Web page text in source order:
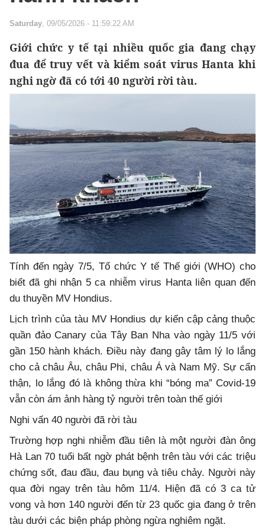
Saturday, 09/05/2026 - 11:59:22 AM
Giới chức y tế tại nhiều quốc gia đang chạy
đua để truy vết và kiểm soát virus Hanta khi
nghi ngờ đã có tới 40 người rời tàu.
Tính đến ngày 7/5, Tổ chức Y tế Thế giới (WHO) cho
biết đã ghi nhận 5 ca nhiễm virus Hanta liên quan đến
du thuyền MV Hondius.
Lịch trình của tàu MV Hondius dự kiến cập cảng thuộc
quần đảo Canary của Tây Ban Nha vào ngày 11/5 với
gần 150 hành khách. Điều này đang gây tâm lý lo lắng
cho cả châu Âu, châu Phi, châu Á và Nam Mỹ. Sự cẩn
thận, lo lắng đó là không thừa khi “bóng ma” Covid-19
vẫn còn ám ảnh hàng tỷ người trên toàn thế giới
Nghi vấn 40 người đã rời tàu
Trường hợp nghi nhiễm đầu tiên là một người đàn ông
Hà Lan 70 tuổi bất ngờ phát bệnh trên tàu với các triệu
chứng sốt, đau đầu, đau bụng và tiêu chảy. Người này
qua đời ngay trên tàu hôm 11/4. Hiện đã có 3 ca tử
vong và hơn 140 người đến từ 23 quốc gia đang ở trên
tàu dưới các biện pháp phòng ngừa nghiêm ngặt.